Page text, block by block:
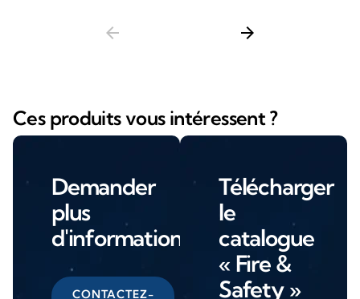
arrow_back arrow_forward
Ces produits vous intéressent ?
Demander
plus
d'informations
CONTACTEZ-
Télécharger
le
catalogue
« Fire &
Safety »